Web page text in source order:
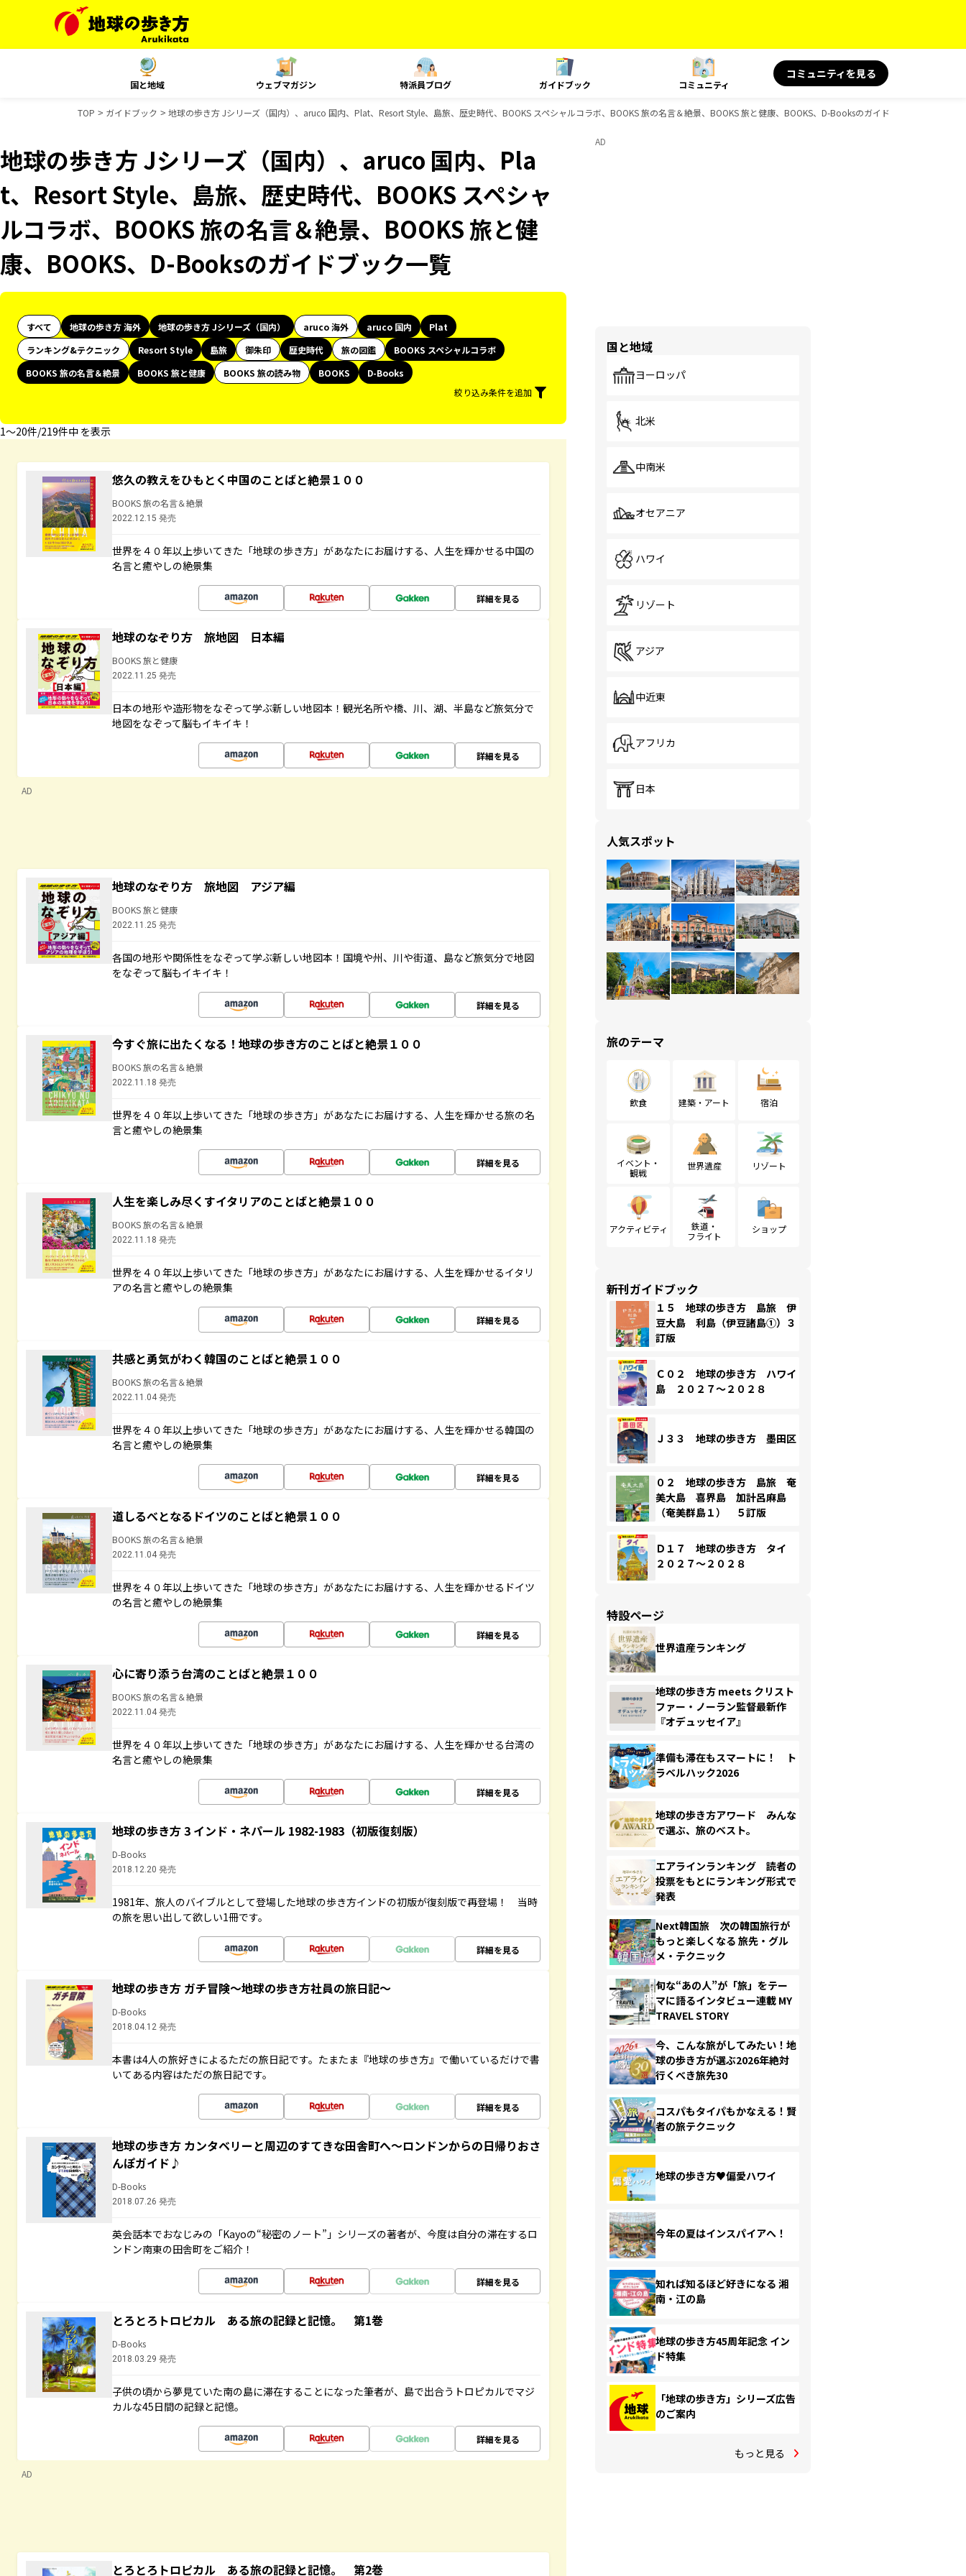
国と地域 ウェブマガジン 特派員ブログ ガイドブック コミュニティ
コミュニティを見る
TOP ガイドブック 地球の歩き方 Jシリーズ（国内）、aruco 国内、Plat、Resort Style、島旅、歴史時代、BOOKS スペシャルコラボ、BOOKS 旅の名言＆絶景、BOOKS 旅と健康、BOOKS、D-Booksのガイドブック一覧
地球の歩き方 Jシリーズ（国内）、aruco 国内、Pla
t、Resort Style、島旅、歴史時代、BOOKS スペシャ
ルコラボ、BOOKS 旅の名言＆絶景、BOOKS 旅と健
康、BOOKS、D-Booksのガイドブック一覧
すべて 地球の歩き方 海外 地球の歩き方 Jシリーズ（国内） aruco 海外 aruco 国内
Plat
ランキング&テクニック
Resort Style 島旅 御朱印 歴史時代 旅の図鑑
BOOKS スペシャルコラボ
BOOKS 旅の名言＆絶景
BOOKS 旅と健康 BOOKS 旅の読み物 BOOKS
D-Books
絞り込み条件を追加
1〜20件/219件中 を表示
悠久の教えをひもとく中国のことばと絶景１００
BOOKS 旅の名言＆絶景
2022.12.15 発売
世界を４０年以上歩いてきた「地球の歩き方」があなたにお届けする、人生を輝かせる中国の
名言と癒やしの絶景集
詳細を見る
地球のなぞり方 旅地図 日本編
BOOKS 旅と健康
2022.11.25 発売
日本の地形や造形物をなぞって学ぶ新しい地図本！観光名所や橋、川、湖、半島など旅気分で
地図をなぞって脳もイキイキ！
詳細を見る
AD
地球のなぞり方 旅地図 アジア編
BOOKS 旅と健康
2022.11.25 発売
各国の地形や関係性をなぞって学ぶ新しい地図本！国境や州、川や街道、島など旅気分で地図
をなぞって脳もイキイキ！
詳細を見る
今すぐ旅に出たくなる！地球の歩き方のことばと絶景１００
BOOKS 旅の名言＆絶景
2022.11.18 発売
世界を４０年以上歩いてきた「地球の歩き方」があなたにお届けする、人生を輝かせる旅の名
言と癒やしの絶景集
詳細を見る
人生を楽しみ尽くすイタリアのことばと絶景１００
BOOKS 旅の名言＆絶景
2022.11.18 発売
世界を４０年以上歩いてきた「地球の歩き方」があなたにお届けする、人生を輝かせるイタリ
アの名言と癒やしの絶景集
詳細を見る
共感と勇気がわく韓国のことばと絶景１００
BOOKS 旅の名言＆絶景
2022.11.04 発売
世界を４０年以上歩いてきた「地球の歩き方」があなたにお届けする、人生を輝かせる韓国の
名言と癒やしの絶景集
詳細を見る
道しるべとなるドイツのことばと絶景１００
BOOKS 旅の名言＆絶景
2022.11.04 発売
世界を４０年以上歩いてきた「地球の歩き方」があなたにお届けする、人生を輝かせるドイツ
の名言と癒やしの絶景集
詳細を見る
心に寄り添う台湾のことばと絶景１００
BOOKS 旅の名言＆絶景
2022.11.04 発売
世界を４０年以上歩いてきた「地球の歩き方」があなたにお届けする、人生を輝かせる台湾の
名言と癒やしの絶景集
詳細を見る
地球の歩き方 3 インド・ネパール 1982-1983（初版復刻版）
D-Books
2018.12.20 発売
1981年、旅人のバイブルとして登場した地球の歩き方インドの初版が復刻版で再登場！ 当時
の旅を思い出して欲しい1冊です。
詳細を見る
地球の歩き方 ガチ冒険～地球の歩き方社員の旅日記～
D-Books
2018.04.12 発売
本書は4人の旅好きによるただの旅日記です。たまたま『地球の歩き方』で働いているだけで書
いてある内容はただの旅日記です。
詳細を見る
地球の歩き方 カンタベリーと周辺のすてきな田舎町へ～ロンドンからの日帰りおさ
んぽガイド♪
D-Books
2018.07.26 発売
英会話本でおなじみの「Kayoの“秘密のノート”」シリーズの著者が、今度は自分の滞在するロ
ンドン南東の田舎町をご紹介！
詳細を見る
とろとろトロピカル ある旅の記録と記憶。 第1巻
D-Books
2018.03.29 発売
子供の頃から夢見ていた南の島に滞在することになった筆者が、島で出合うトロピカルでマジ
カルな45日間の記録と記憶。
詳細を見る
AD
とろとろトロピカル ある旅の記録と記憶。 第2巻
AD
国と地域
ヨーロッパ
北米
中南米
オセアニア
ハワイ
リゾート
アジア
中近東
アフリカ
日本
人気スポット
旅のテーマ
飲食 建築・アート 宿泊
イベント・
観戦
世界遺産 リゾート
アクティビティ
鉄道・
フライト
ショップ
新刊ガイドブック
１５ 地球の歩き方 島旅 伊
豆大島 利島（伊豆諸島①）３
訂版
Ｃ０２ 地球の歩き方 ハワイ
島 ２０２７～２０２８
Ｊ３３ 地球の歩き方 墨田区
０２ 地球の歩き方 島旅 奄
美大島 喜界島 加計呂麻島
（奄美群島１） ５訂版
Ｄ１７ 地球の歩き方 タイ
２０２７～２０２８
特設ページ
世界遺産ランキング
地球の歩き方 meets クリスト
ファー・ノーラン監督最新作
『オデュッセイア』
準備も滞在もスマートに！ ト
ラベルハック2026
地球の歩き方アワード みんな
で選ぶ、旅のベスト。
エアラインランキング 読者の
投票をもとにランキング形式で
発表
Next韓国旅 次の韓国旅行が
もっと楽しくなる 旅先・グル
メ・テクニック
旬な“あの人”が「旅」をテー
マに語るインタビュー連載 MY
TRAVEL STORY
今、こんな旅がしてみたい！地
球の歩き方が選ぶ2026年絶対
行くべき旅先30
コスパもタイパもかなえる！賢
者の旅テクニック
地球の歩き方♥偏愛ハワイ
今年の夏はインスパイアへ！
知れば知るほど好きになる 湘
南・江の島
地球の歩き方45周年記念 イン
ド特集
「地球の歩き方」シリーズ広告
のご案内
もっと見る